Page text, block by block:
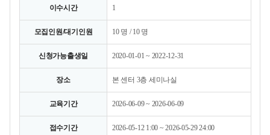
이수시간 1
모집인원/대기인원 10 명 / 10 명
신청가능출생일 2020-01-01 ~ 2022-12-31
장소 본 센터 3층 세미나실
교육기간 2026-06-09 ~ 2026-06-09
접수기간 2026-05-12 1:00 ~ 2026-05-29 24:00